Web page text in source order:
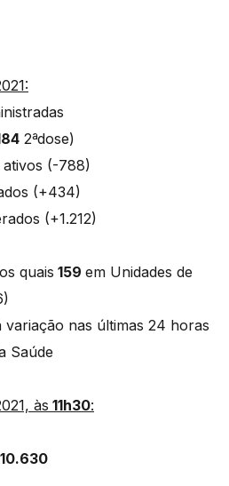
2ªdose)
ativos (-788)
(+434)
(+1.212)
quais 159 em Unidades de
6)
nas últimas 24 horas
Saúde
às 11h30: